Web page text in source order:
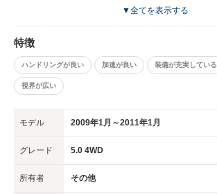
く、すべてに措いて満足している。▼全てを表示する
特徴
ハンドリングが良い 加速が良い 装備が充実している
視界が広い
モデル 2009年1月～2011年1月
グレード 5.0 4WD
所有者 その他